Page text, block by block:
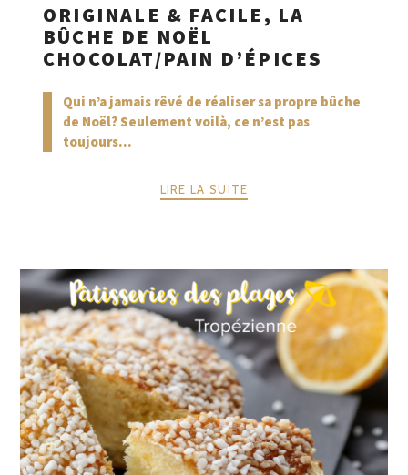
ORIGINALE & FACILE, LA
BÛCHE DE NOËL
CHOCOLAT/PAIN D’ÉPICES
Qui n’a jamais rêvé de réaliser sa propre bûche
de Noël? Seulement voilà, ce n’est pas
toujours...
LIRE LA SUITE